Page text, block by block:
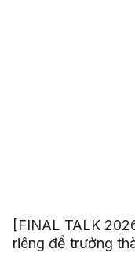
[FINAL TALK
riêng để trưởng